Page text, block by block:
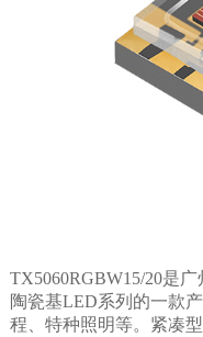
TX5060RGBW15/20是
陶瓷基LED系列的一款
程、特种照明等。紧凑